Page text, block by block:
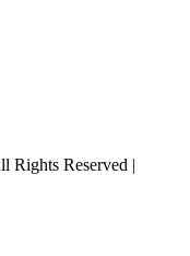
Rights Reserved |